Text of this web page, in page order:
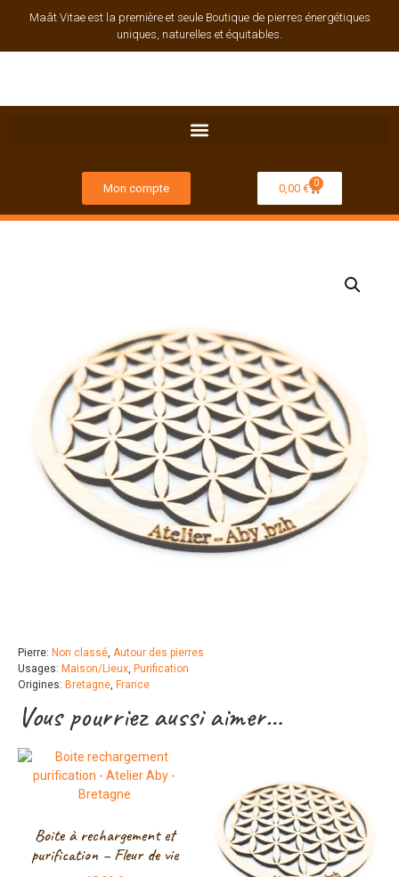
Maât Vitae est la première et seule Boutique de pierres énergétiques
uniques, naturelles et équitables.
Mon compte 0,00 € 0
Pierre: Non classé, Autour des pierres
Usages: Maison/Lieux, Purification
Origines: Bretagne, France
Vous pourriez aussi aimer…
Boite à rechargement et
purification – Fleur de vie